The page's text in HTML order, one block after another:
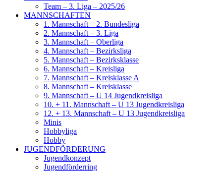
Team – 3. Liga – 2025/26
MANNSCHAFTEN
1. Mannschaft – 2. Bundesliga
2. Mannschaft – 3. Liga
3. Mannschaft – Oberliga
4. Mannschaft – Bezirksliga
5. Mannschaft – Bezirksklasse
6. Mannschaft – Kreisliga
7. Mannschaft – Kreisklasse A
8. Mannschaft – Kreisklasse
9. Mannschaft – U 14 Jugendkreisliga
10. + 11. Mannschaft – U 13 Jugendkreisliga
12. + 13. Mannschaft – U 13 Jugendkreisliga
Minis
Hobbyliga
Hobby
JUGENDFÖRDERUNG
Jugendkonzept
Jugendförderring